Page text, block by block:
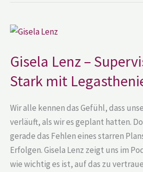
Gisela Lenz –
Stark mit
Wir alle kennen das Gefühl, dass
verläuft, als wir es geplant hatten.
gerade das Fehlen eines starren
Erfolgen. Gisela Lenz zeigt uns im
wie wichtig es ist, auf das zu
Gisela
Lenz
Supervisorin
–
Stark
mit
Legasthenie